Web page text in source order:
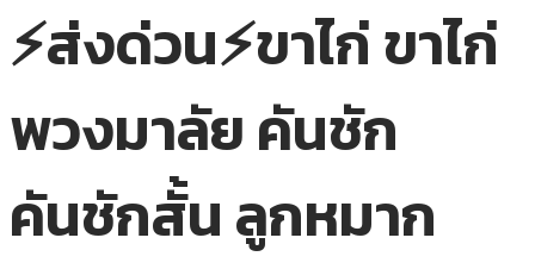
⚡ส่งด่วน⚡ขาไก่ ขาไก่
พวงมาลัย คันชัก
คันชักสั้น ลูกหมาก